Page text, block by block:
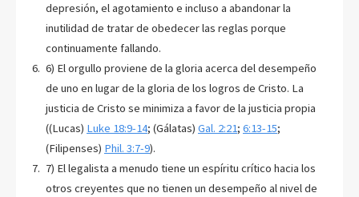
depresión, el agotamiento e incluso a abandonar la
inutilidad de tratar de obedecer las reglas porque
continuamente fallando.
6) El orgullo proviene de la gloria acerca del desempeño
de uno en lugar de la gloria de los logros de Cristo. La
justicia de Cristo se minimiza a favor de la justicia propia
((Lucas) Luke 18:9-14; (Gálatas) Gal. 2:21; 6:13-15;
(Filipenses) Phil. 3:7-9).
7) El legalista a menudo tiene un espíritu crítico hacia los
otros creyentes que no tienen un desempeño al nivel de